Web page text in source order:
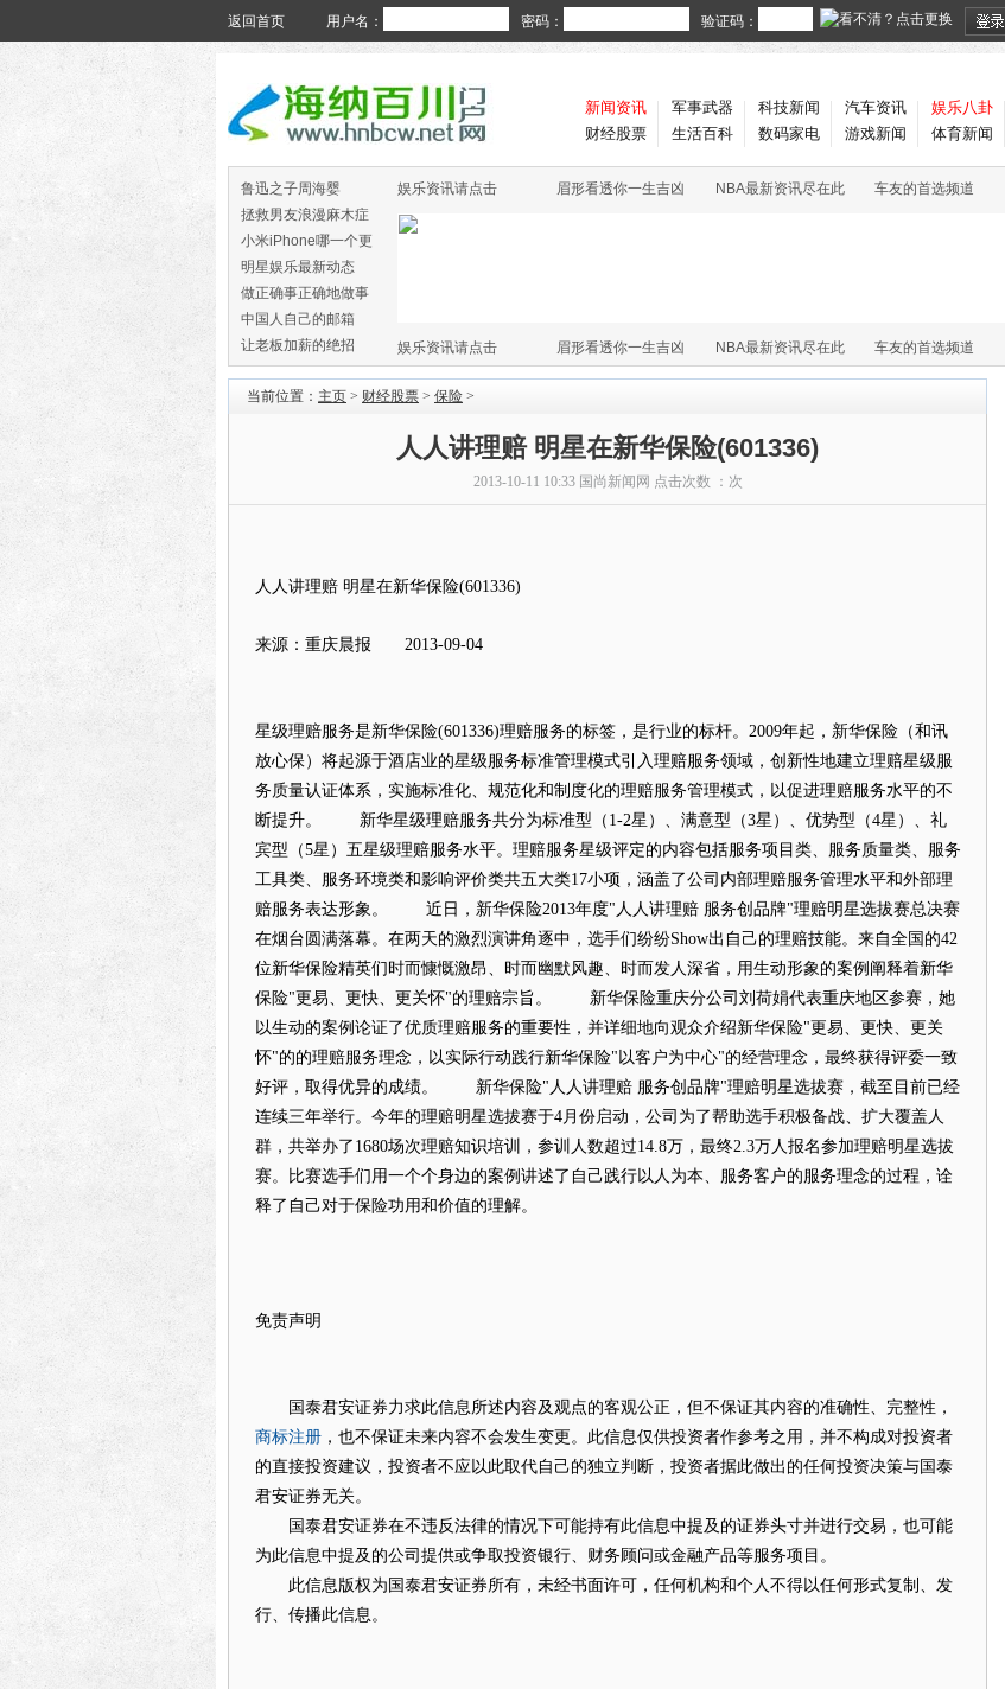
返回首页 用户名： 密码： 验证码：
新闻资讯
财经股票
军事武器
生活百科
科技新闻
数码家电
汽车资讯
游戏新闻
娱乐八卦
体育新闻
鲁迅之子周海婴
拯救男友浪漫麻木症
小米iPhone哪一个更
火
明星娱乐最新动态
做正确事正确地做事
中国人自己的邮箱
让老板加薪的绝招
娱乐资讯请点击 眉形看透你一生吉凶 NBA最新资讯尽在此 车友的首选频道
娱乐资讯请点击 眉形看透你一生吉凶 NBA最新资讯尽在此 车友的首选频道
当前位置： 主页 > 财经股票 > 保险 >
人人讲理赔 明星在新华保险(601336)
2013-10-11 10:33 国尚新闻网 点击次数 ： 次
人人讲理赔 明星在新华保险(601336)
来源：重庆晨报 2013-09-04
星级理赔服务是新华保险(601336)理赔服务的标签，是行业的标杆。2009年起， 新华保险（和讯
放心保）将起源于酒店业的星级服务标准管理模式引入理赔服务领域，创新性地建立理赔星级服
务质量认证体系，实施标准化、规范化和制度化的理赔服务管理模式，以促进理赔服务水平的不
断提升。 新华星级理赔服务共分为标准型（1-2星）、满意型（3星）、优势型（4星）、礼
宾型（5星）五星级理赔服务水平。理赔服务星级评定的内容包括服务项目类、服务质量类、服务
工具类、服务环境类和影响评价类共五大类17小项，涵盖了公司内部理赔服务管理水平和外部理
赔服务表达形象。 近日， 新华保险2013年度"人人讲理赔 服务创品牌"理赔明星选拔赛总决赛
在烟台圆满落幕。在两天的激烈演讲角逐中，选手们纷纷Show出自己的理赔技能。来自全国的42
位新华保险精英们时而慷慨激昂、时而幽默风趣、时而发人深省，用生动形象的案例阐释着新华
保险"更易、更快、更关怀"的理赔宗旨。 新华保险重庆分公司刘荷娟代表重庆地区参赛，她
以生动的案例论证了优质理赔服务的重要性，并详细地向观众介绍新华保险"更易、更快、更关
怀"的的理赔服务理念，以实际行动践行新华保险"以客户为中心"的经营理念，最终获得评委一致
好评，取得优异的成绩。 新华保险"人人讲理赔 服务创品牌"理赔明星选拔赛，截至目前已经
连续三年举行。今年的理赔明星选拔赛于4月份启动，公司为了帮助选手积极备战、扩大覆盖人
群，共举办了1680场次理赔知识培训，参训人数超过14.8万，最终2.3万人报名参加理赔明星选拔
赛。比赛选手们用一个个身边的案例讲述了自己践行以人为本、服务客户的服务理念的过程，诠
释了自己对于保险功用和价值的理解。
免责声明
国泰君安证券力求此信息所述内容及观点的客观公正，但不保证其内容的准确性、完整性，
商标注册，也不保证未来内容不会发生变更。此信息仅供投资者作参考之用，并不构成对投资者
的直接投资建议，投资者不应以此取代自己的独立判断，投资者据此做出的任何投资决策与国泰
君安证券无关。
国泰君安证券在不违反法律的情况下可能持有此信息中提及的证券头寸并进行交易，也可能
为此信息中提及的公司提供或争取投资银行、财务顾问或金融产品等服务项目。
此信息版权为国泰君安证券所有，未经书面许可，任何机构和个人不得以任何形式复制、发
行、传播此信息。